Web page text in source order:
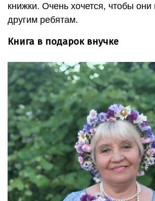
книжки. Очень хочется, чтобы они
другим ребятам.
Книга в подарок внучке